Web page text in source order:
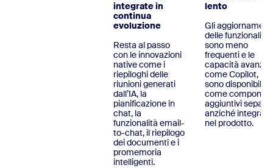
integrate in
continua
evoluzione
Resta al passo
con le innovazioni
native come i
riepiloghi delle
riunioni generati
dall’IA, la
pianificazione in
chat, la
funzionalità email-
to-chat, il riepilogo
dei documenti e i
promemoria
intelligenti.
lento
Gli aggiornamenti
delle funzionalità
sono meno
frequenti e le
capacità
come Copilot,
sono disponibili
come
aggiuntivi
anziché integrate
nel prodotto.